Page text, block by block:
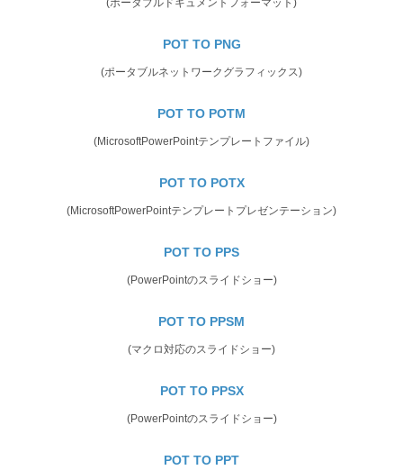
POT TO PNG
(ポータブルネットワークグラフィックス)
POT TO POTM
(MicrosoftPowerPointテンプレートファイル)
POT TO POTX
(MicrosoftPowerPointテンプレートプレゼンテーション)
POT TO PPS
(PowerPointのスライドショー)
POT TO PPSM
(マクロ対応のスライドショー)
POT TO PPSX
(PowerPointのスライドショー)
POT TO PPT